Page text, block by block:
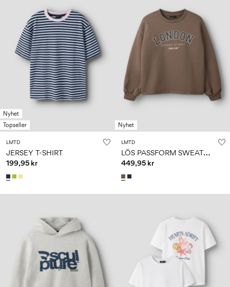
Nyhet
Topseller
LMTD
JERSEY T-SHIRT
199,95 kr
Nyhet
LMTD
L
ÖS PASSFORM SWEATSHIRT
449,95 kr